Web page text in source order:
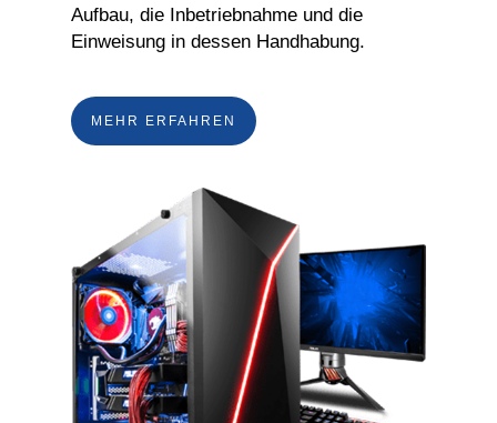
Aufbau, die Inbetriebnahme und die
Einweisung in dessen Handhabung.
MEHR ERFAHREN